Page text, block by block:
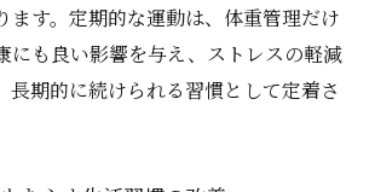
ます。定期的な運動は、体重管理だけ
にも良い影響を与え、ストレスの軽減
長期的に続けられる習慣として定着さ